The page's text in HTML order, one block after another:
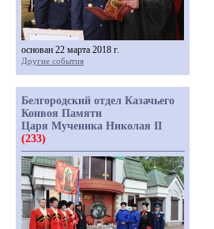
основан 22 марта 2018 г.
Другие события
Белгородский отдел Казачьего
Конвоя Памяти
Царя Мученика Николая II
(233)